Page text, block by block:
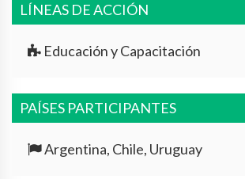
LÍNEAS DE ACCIÓN
Educación y Capacitación
PAÍSES PARTICIPANTES
Argentina, Chile, Uruguay